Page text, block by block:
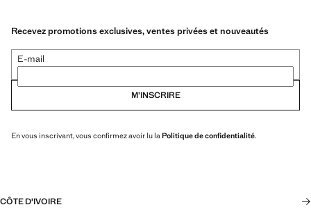
Recevez promotions exclusives, ventes privées et nouveautés
E-mail
M’INSCRIRE
En vous inscrivant, vous confirmez avoir lu la Politique de confidentialité.
CÔTE D'IVOIRE